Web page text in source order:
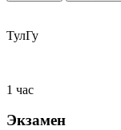
ТулГу
1 час
Экзамен